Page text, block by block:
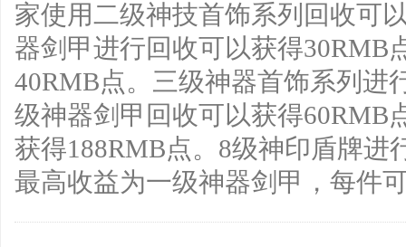
家使用二级神技首饰系列回收可
器剑甲进行回收可以获得30RMB
40RMB点。三级神器首饰系列进
级神器剑甲回收可以获得60RMB
获得188RMB点。8级神印盾牌进
最高收益为一级神器剑甲，每件